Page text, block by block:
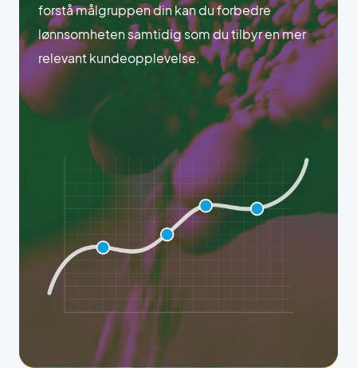
forstå målgruppen din kan du forbedre
lønnsomheten samtidig som du tilbyr en mer
relevant kundeopplevelse.